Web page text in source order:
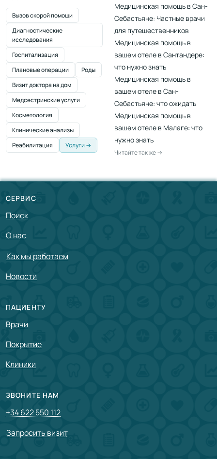
Вызов скорой помощи
Диагностические
исследования
Госпитализация
Плановые операции
Роды
Визит доктора на дом
Медсестринские услуги
Косметология
Клинические анализы
Реабилитация
Услуги →
Медицинская помощь в Сан-
Себастьяне: Частные врачи
для путешественников
Медицинская помощь в
вашем отеле в Сантандере:
что нужно знать
Медицинская помощь в
вашем отеле в Сан-
Себастьяне: что ожидать
Медицинская помощь в
вашем отеле в Малаге: что
нужно знать
Читайте так же →
СЕРВИС
Поиск
О нас
Как мы работаем
Новости
ПАЦИЕНТУ
Врачи
Покрытие
Клиники
ЗВОНИТЕ НАМ
+34 622 550 112
Запросить визит